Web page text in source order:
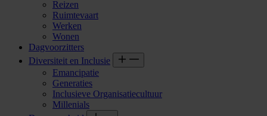
Reizen
Ruimtevaart
Werken
Wonen
Dagvoorzitters
Diversiteit en Inclusie
Emancipatie
Generaties
Inclusieve Organisatiecultuur
Millenials